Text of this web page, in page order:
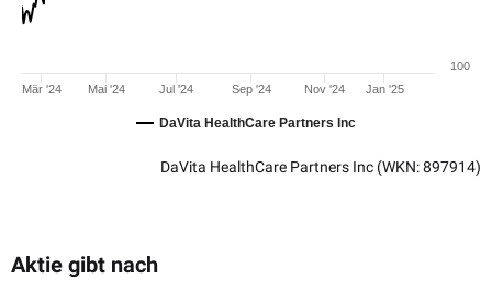
DaVita HealthCare Partners Inc
Mär '24 Mai '24 Jul '24 Sep '24 Nov '24 Jan '25
100
DaVita HealthCare Partners Inc (WKN: 897914)
Aktie gibt nach